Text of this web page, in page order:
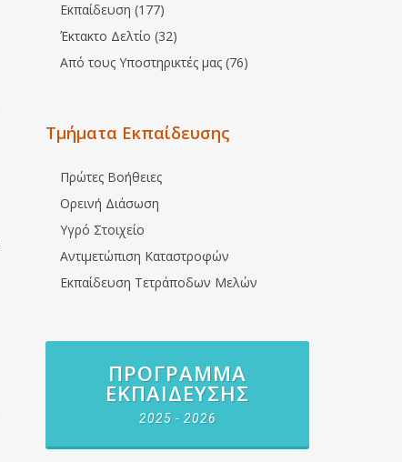
Εκπαίδευση (177)
Έκτακτο Δελτίο (32)
Από τους Υποστηρικτές μας (76)
Τμήματα Εκπαίδευσης
Πρώτες Βοήθειες
Ορεινή Διάσωση
Υγρό Στοιχείο
Αντιμετώπιση Καταστροφών
Εκπαίδευση Τετράποδων Μελών
ΠΡΌΓΡΑΜΜΑ
ΕΚΠΑΊΔΕΥΣΗΣ
2025 - 2026